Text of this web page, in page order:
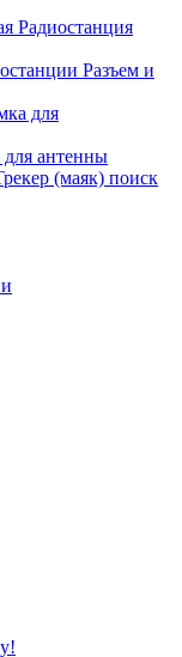
Радиостанция
Разъем и
для
антенны
(маяк) поиск